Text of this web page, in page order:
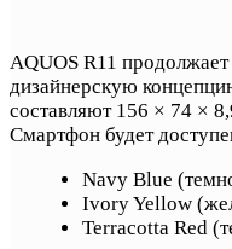
AQUOS R11
дизайнерскую
составляют 156 × 74 ×
Смартфон будет
Navy Blue
Ivory Yellow
Terracotta Red